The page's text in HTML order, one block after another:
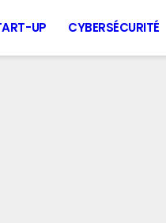
UP CYBERSÉCURITÉ